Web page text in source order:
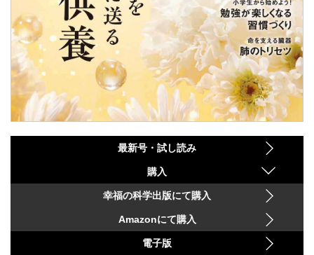
最新号・試し読み
購入
幸福の科学出版にて購入
Amazonにて購入
電子版